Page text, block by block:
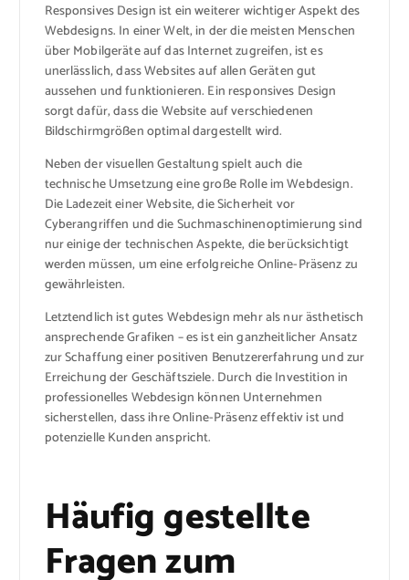
Responsives Design ist ein weiterer wichtiger Aspekt des
Webdesigns. In einer Welt, in der die meisten Menschen
über Mobilgeräte auf das Internet zugreifen, ist es
unerlässlich, dass Websites auf allen Geräten gut
aussehen und funktionieren. Ein responsives Design
sorgt dafür, dass die Website auf verschiedenen
Bildschirmgrößen optimal dargestellt wird.
Neben der visuellen Gestaltung spielt auch die
technische Umsetzung eine große Rolle im Webdesign.
Die Ladezeit einer Website, die Sicherheit vor
Cyberangriffen und die Suchmaschinenoptimierung sind
nur einige der technischen Aspekte, die berücksichtigt
werden müssen, um eine erfolgreiche Online-Präsenz zu
gewährleisten.
Letztendlich ist gutes Webdesign mehr als nur ästhetisch
ansprechende Grafiken – es ist ein ganzheitlicher Ansatz
zur Schaffung einer positiven Benutzererfahrung und zur
Erreichung der Geschäftsziele. Durch die Investition in
professionelles Webdesign können Unternehmen
sicherstellen, dass ihre Online-Präsenz effektiv ist und
potenzielle Kunden anspricht.
Häufig gestellte
Fragen zum